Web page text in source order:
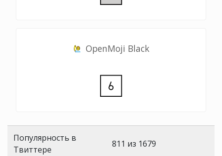
OpenMoji Black
Популярность в
Твиттере
811 из 1679